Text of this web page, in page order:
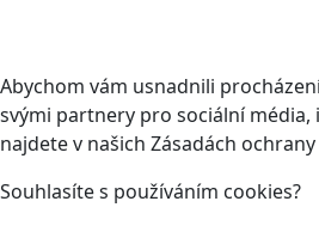
Abychom vám usnadnili
svými partnery pro sociální média,
najdete v našich Zásadách
Souhlasíte s používáním cookies?